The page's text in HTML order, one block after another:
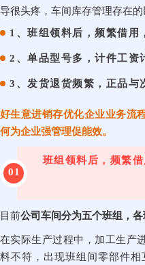
导很头疼，车间库存管理存在的
1、班组领料后，频繁借用
2、单品型号多，计件工资
3、发货退货频繁，正品与
好生意进销存优化企业业务流
何为企业强管理促能效。
01
班组领料后，频繁
目前公司车间分为五个班组，各
在实际生产过程中，加工生产
料不符，出现班组间零部件